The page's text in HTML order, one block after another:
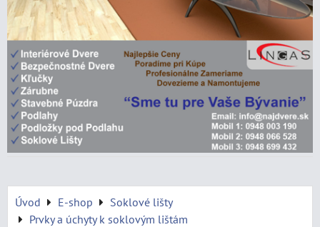
Úvod E-shop
Soklové lišty
Prvky a úchyty k soklovým lištám